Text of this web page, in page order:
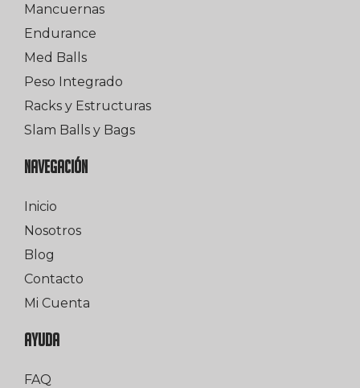
Mancuernas
Endurance
Med Balls
Peso Integrado
Racks y Estructuras
Slam Balls y Bags
NAVEGACIÓN
Inicio
Nosotros
Blog
Contacto
Mi Cuenta
AYUDA
FAQ